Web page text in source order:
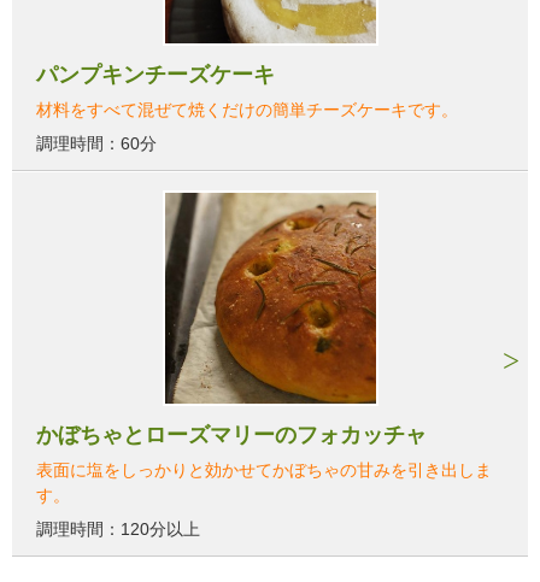
パンプキンチーズケーキ
材料をすべて混ぜて焼くだけの簡単チーズケーキです。
調理時間：60分
かぼちゃとローズマリーのフォカッチャ
表面に塩をしっかりと効かせてかぼちゃの甘みを引き出しま
す。
調理時間：120分以上